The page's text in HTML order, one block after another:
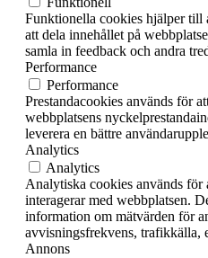
Funktionella cookies hjälper till
att dela innehållet på
samla in feedback och andra
Performance
Performance
Prestandacookies används för
webbplatsens
leverera en bättre
Analytics
Analytics
Analytiska cookies används för
interagerar med webbplatsen.
information om mätvärden för
avvisningsfrekvens, trafikkälla,
Annons